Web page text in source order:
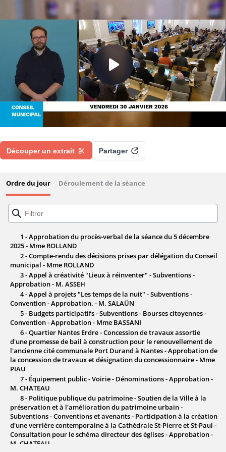
Conseil Municipal de Nantes du 30 Janvier
2026
Découper un extrait Partager
Ordre du jour Déroulement de la séance
1 - Approbation du procès-verbal de la séance du 5 décembre
2025 - Mme ROLLAND
2 - Compte-rendu des décisions prises par délégation du Conseil
municipal - Mme ROLLAND
3 - Appel à créativité "Lieux à réinventer" - Subventions -
Approbation - M. ASSEH
4 - Appel à projets "Les temps de la nuit" - Subventions -
Convention - Approbation. - M. SALAÜN
5 - Budgets participatifs - Subventions - Bourses citoyennes -
Convention - Approbation - Mme BASSANI
6 - Quartier Nantes Erdre - Concession de travaux assortie
d'une promesse de bail à construction pour le renouvellement de
l'ancienne cité communale Port Durand à Nantes - Approbation de
la concession de travaux et désignation du concessionnaire - Mme
PIAU
7 - Équipement public - Voirie - Dénominations - Approbation -
M. CHATEAU
8 - Politique publique du patrimoine - Soutien de la Ville à la
préservation et à l'amélioration du patrimoine urbain -
Subventions - Conventions et avenants - Participation à la création
d'une verrière contemporaine à la Cathédrale St-Pierre et St-Paul -
Consultation pour le schéma directeur des églises - Approbation -
M. CHATEAU